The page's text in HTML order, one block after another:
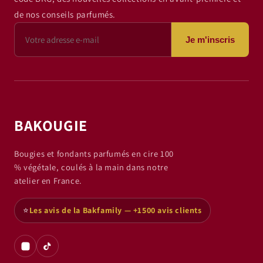
de nos conseils parfumés.
Je m'inscris
BAKOUGIE
Bougies et fondants parfumés en cire 100
% végétale, coulés à la main dans notre
atelier en France.
⭐Les avis de la Bakfamily — +1500 avis clients